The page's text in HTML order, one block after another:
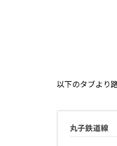
以下のタブより
丸子鉄道線